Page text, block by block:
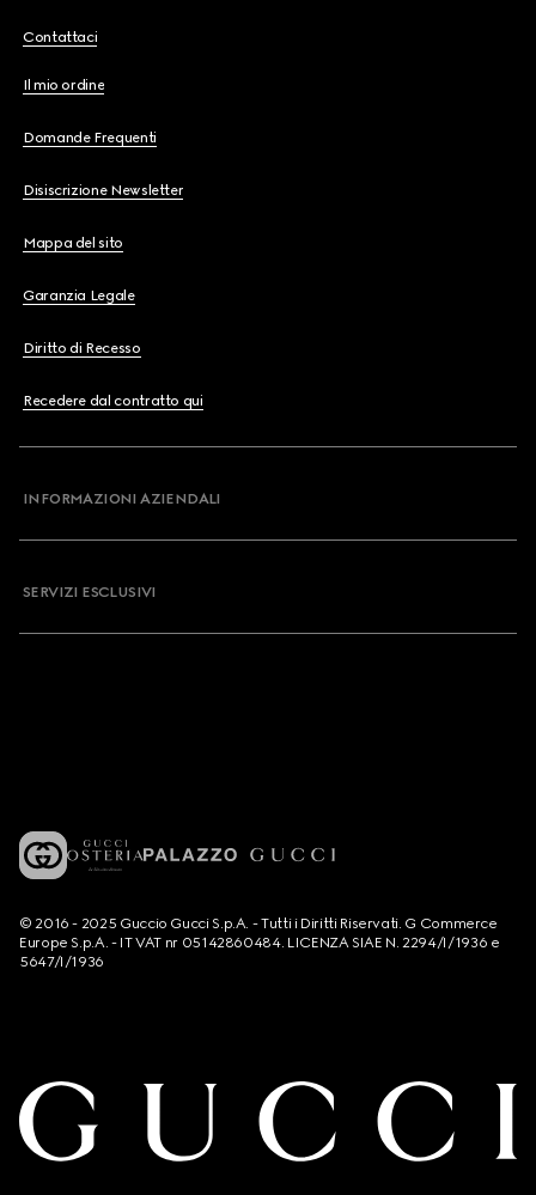
Contattaci
Il mio ordine
Domande Frequenti
Disiscrizione Newsletter
Mappa del sito
Garanzia Legale
Diritto di Recesso
Recedere dal contratto qui
INFORMAZIONI AZIENDALI
SERVIZI ESCLUSIVI
© 2016 - 2025 Guccio Gucci S.p.A. - Tutti i Diritti Riservati. G Commerce
Europe S.p.A. - IT VAT nr 05142860484. LICENZA SIAE N. 2294/I/1936 e
5647/I/1936